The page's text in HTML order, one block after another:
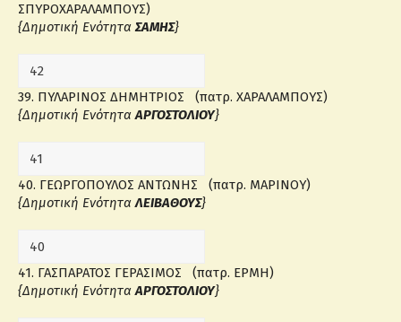
ΣΠΥΡΟΧΑΡΑΛΑΜΠΟΥΣ)
{Δημοτική ΕνότηταΣΑΜΗΣ}
39. ΠΥΛΑΡΙΝΟΣ ΔΗΜΗΤΡΙΟΣ (πατρ. ΧΑΡΑΛΑΜΠΟΥΣ)
{Δημοτική ΕνότηταΑΡΓΟΣΤΟΛΙΟΥ}
40. ΓΕΩΡΓΟΠΟΥΛΟΣ ΑΝΤΩΝΗΣ (πατρ. ΜΑΡΙΝΟΥ)
{Δημοτική ΕνότηταΛΕΙΒΑΘΟΥΣ}
41. ΓΑΣΠΑΡΑΤΟΣ ΓΕΡΑΣΙΜΟΣ (πατρ. ΕΡΜΗ)
{Δημοτική ΕνότηταΑΡΓΟΣΤΟΛΙΟΥ}